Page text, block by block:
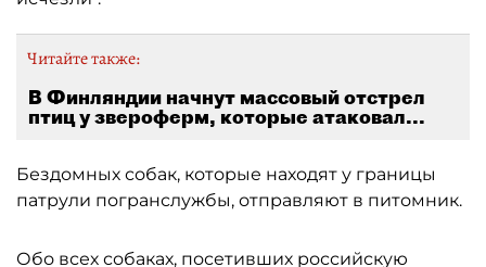
Читайте также:
В Финляндии начнут массовый отстрел
птиц у звероферм, которые атаковал...
Бездомных собак, которые находят у границы
патрули погранслужбы, отправляют в питомник.
Обо всех собаках, посетивших российскую